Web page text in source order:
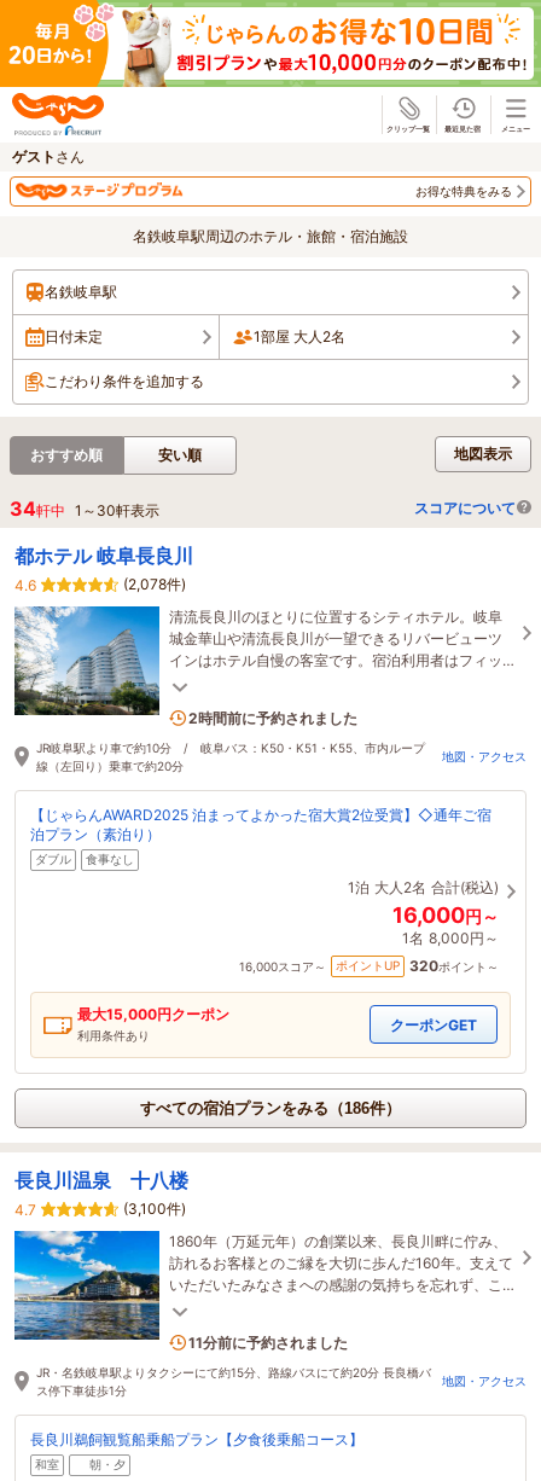
ゲスト さん
お得な特典をみる
名鉄岐阜駅周辺のホテル・旅館・宿泊施設
名鉄岐阜駅
日付未定 1部屋 大人2名
こだわり条件を追加する
地図表示
おすすめ順 安い順
34軒中 1 ～ 30軒表示 スコアについて
都ホテル 岐阜長良川
4.6
(2,078件)
清流長良川のほとりに位置するシティホテル。岐阜
城金華山や清流長良川が一望できるリバービューツ
インはホテル自慢の客室です。宿泊利用者はフィッ
トネスクラブ施設が無料で使えます♪
5名がこの宿を見ています
2時間前に予約されました
JR岐阜駅より車で約10分 / 岐阜バス：K50・K51・K55、市内ループ
線（左回り）乗車で約20分
地図・アクセス
【じゃらんAWARD2025 泊まってよかった宿大賞2位受賞】◇通年ご宿
泊プラン（素泊り）
ダブル 食事なし
1泊 大人2名 合計(税込)
16,000円～
1名 8,000円～
16,000スコア～ ポイントUP 320ポイント～
最大15,000円クーポン
利用条件あり
クーポンGET
すべての宿泊プランをみる（186件）
長良川温泉 十八楼
4.7
(3,100件)
1860年（万延元年）の創業以来、長良川畔に佇み、
訪れるお客様とのご縁を大切に歩んだ160年。支えて
いただいたみなさまへの感謝の気持ちを忘れず、こ
れからも川原町とともに歩み続けてまいります。
5名がこの宿を見ています
11分前に予約されました
JR・名鉄岐阜駅よりタクシーにて約15分、路線バスにて約20分 長良橋バ
ス停下車徒歩1分
地図・アクセス
長良川鵜飼観覧船乗船プラン【夕食後乗船コース】
和室 朝・夕